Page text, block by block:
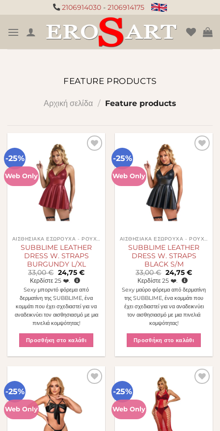
περιεχόμενο
2106914030 - 2106914175
FEATURE PRODUCTS
Αρχική σελίδα / Feature products
-25%
Web Only
στην λίστα
επιθυμιών
ΑΙΣΘΗΣΙΑΚΆ ΕΣΏΡΟΥΧΑ - ΡΟΎΧΑ
SUBBLIME LEATHER
DRESS W. STRAPS
BURGUNDY L/XL
33,00€ Original
price
was:
33,00 €.
24,75 €Η
είναι:
24,75 €.
Κερδίστε 25 ❤️.
Sexy μπορντό φόρεμα από
δερματίνη της SUBBLIME, ένα
κομμάτι που έχει σχεδιαστεί για να
αναδεικνύει τον αισθησιασμό με μια
πινελιά κομψότητας!
Προσθήκη στο καλάθι
-25%
Web Only
στην λίστα
επιθυμιών
ΑΙΣΘΗΣΙΑΚΆ ΕΣΏΡΟΥΧΑ - ΡΟΎΧΑ
SUBBLIME LEATHER
DRESS W. STRAPS
BLACK S/M
33,00€ Original
price
was:
33,00 €.
24,75 €Η
είναι:
24,75 €.
Κερδίστε 25 ❤️.
Sexy μαύρο φόρεμα από δερματίνη
της SUBBLIME, ένα κομμάτι που
έχει σχεδιαστεί για να αναδεικνύει
τον αισθησιασμό με μια πινελιά
κομψότητας!
Προσθήκη στο καλάθι
-25%
Web Only
επιθυμιών
-25%
Web Only
στην λίστα